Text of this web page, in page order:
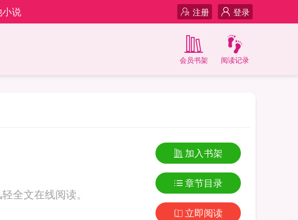
说 登录
注册
阅读记录
会员书架
全文在线阅读。
加入书架
章节目录
立即阅读